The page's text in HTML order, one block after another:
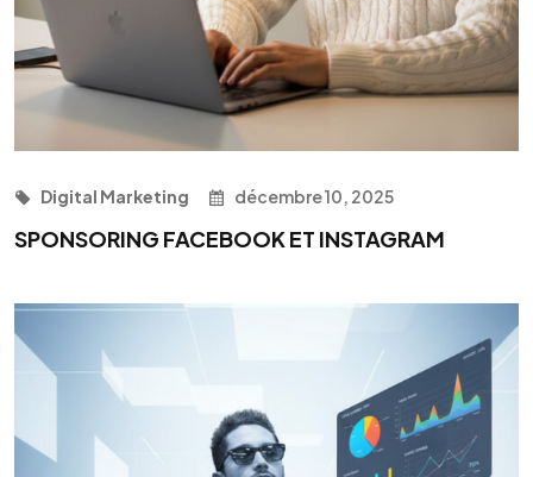
Digital Marketing décembre 10, 2025
SPONSORING FACEBOOK ET INSTAGRAM